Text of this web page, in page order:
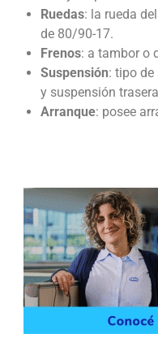
Ruedas: la rueda
de 80/90-17.
Frenos: a tambor o
Suspensión: tipo
y suspensión
Arranque: posee